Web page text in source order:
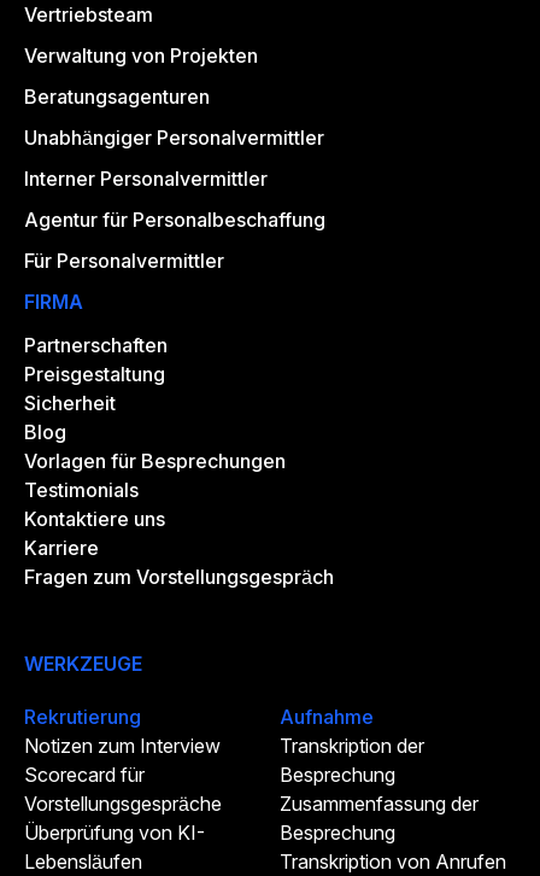
Vertriebsteam
Verwaltung von Projekten
Beratungsagenturen
Unabhängiger Personalvermittler
Interner Personalvermittler
Agentur für Personalbeschaffung
Für Personalvermittler
FIRMA
Partnerschaften
Preisgestaltung
Sicherheit
Blog
Vorlagen für Besprechungen
Testimonials
Kontaktiere uns
Karriere
Fragen zum Vorstellungsgespräch
WERKZEUGE
Rekrutierung
Notizen zum Interview
Scorecard für
Vorstellungsgespräche
Überprüfung von KI-
Lebensläufen
Aufnahme
Transkription der
Besprechung
Zusammenfassung der
Besprechung
Transkription von Anrufen